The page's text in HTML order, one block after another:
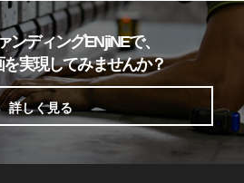
ンディングENjiNEで、
実現してみませんか？
詳しく見る